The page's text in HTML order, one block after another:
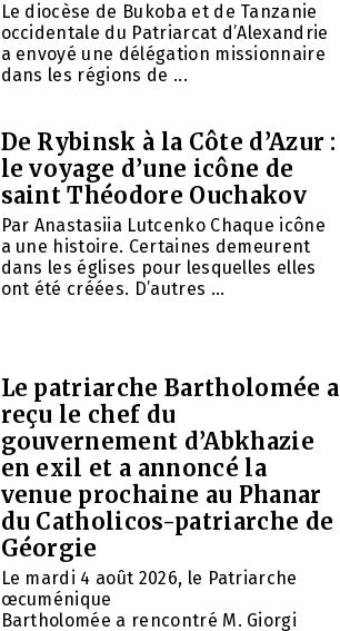
Le diocèse de Bukoba et de Tanzanie
occidentale du Patriarcat d’Alexandrie
a envoyé une délégation missionnaire
dans les régions de ...
De Rybinsk à la Côte d’Azur :
le voyage d’une icône de
saint Théodore Ouchakov
Par Anastasiia Lutcenko Chaque icône
a une histoire. Certaines demeurent
dans les églises pour lesquelles elles
ont été créées. D’autres ...
Le patriarche Bartholomée a
reçu le chef du
gouvernement d’Abkhazie
en exil et a annoncé la
venue prochaine au Phanar
du Catholicos-patriarche de
Géorgie
Le mardi 4 août 2026, le Patriarche
œcuménique
Bartholomée a rencontré M. Giorgi